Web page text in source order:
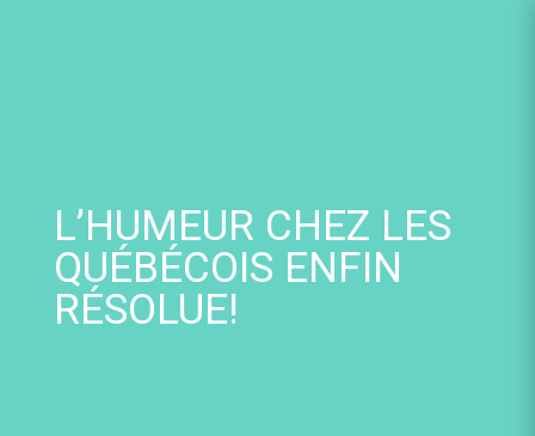
L’HUMEUR CHEZ LES
QUÉBÉCOIS ENFIN
RÉSOLUE!